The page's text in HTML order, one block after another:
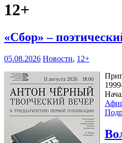
12+
«Сбор» –
05.08.2026 Новости, 12+